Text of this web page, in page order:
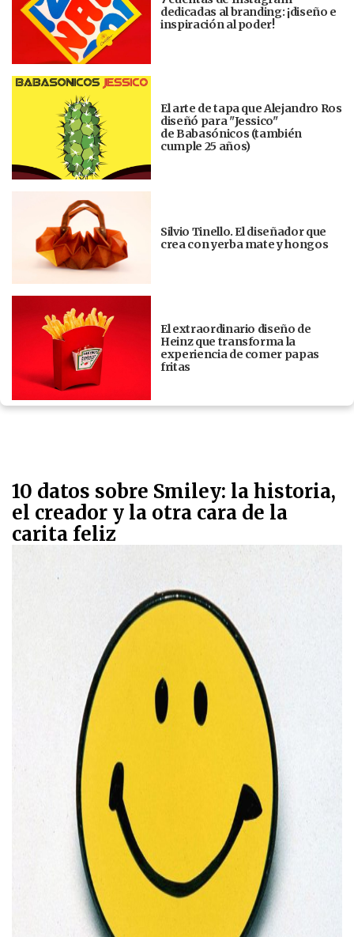
dedicadas al branding: ¡diseño e
inspiración al poder!
El arte de tapa que Alejandro Ros
diseñó para "Jessico"
de Babasónicos (también
cumple 25 años)
Silvio Tinello. El diseñador que
crea con yerba mate y hongos
El extraordinario diseño de
Heinz que transforma la
experiencia de comer papas
fritas
10 datos sobre Smiley: la historia,
el creador y la otra cara de la
carita feliz